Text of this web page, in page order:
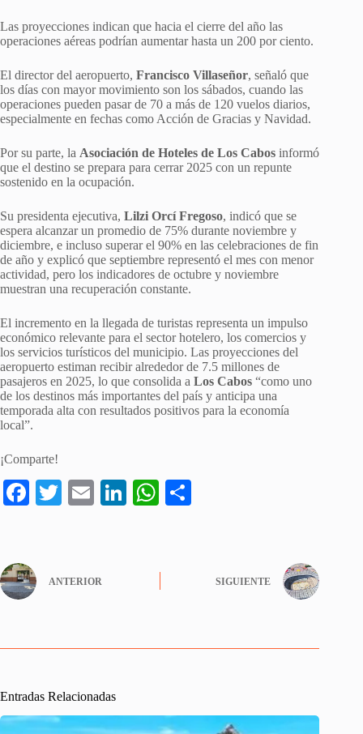
Las proyecciones indican que hacia el cierre del año las
operaciones aéreas podrían aumentar hasta un 200 por ciento.
El director del aeropuerto, Francisco Villaseñor, señaló que
los días con mayor movimiento son los sábados, cuando las
operaciones pueden pasar de 70 a más de 120 vuelos diarios,
especialmente en fechas como Acción de Gracias y Navidad.
Por su parte, la Asociación de Hoteles de Los Cabos informó
que el destino se prepara para cerrar 2025 con un repunte
sostenido en la ocupación.
Su presidenta ejecutiva, Lilzi Orcí Fregoso, indicó que se
espera alcanzar un promedio de 75% durante noviembre y
diciembre, e incluso superar el 90% en las celebraciones de fin
de año y explicó que septiembre representó el mes con menor
actividad, pero los indicadores de octubre y noviembre
muestran una recuperación constante.
El incremento en la llegada de turistas representa un impulso
económico relevante para el sector hotelero, los comercios y
los servicios turísticos del municipio. Las proyecciones del
aeropuerto estiman recibir alrededor de 7.5 millones de
pasajeros en 2025, lo que consolida a Los Cabos “como uno
de los destinos más importantes del país y anticipa una
temporada alta con resultados positivos para la economía
local”.
¡Comparte!
Fa
ok
T
r
E
Li
W
A
pp
ANTERIOR SIGUIENTE
Entradas Relacionadas